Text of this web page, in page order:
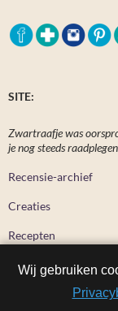
SITE:
Zwartraafje was
je nog steeds
Recensie-archief
Creaties
Recepten
Wij gebruiken